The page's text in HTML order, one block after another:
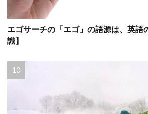
エゴサーチの「エゴ」の語源は、英語
識】